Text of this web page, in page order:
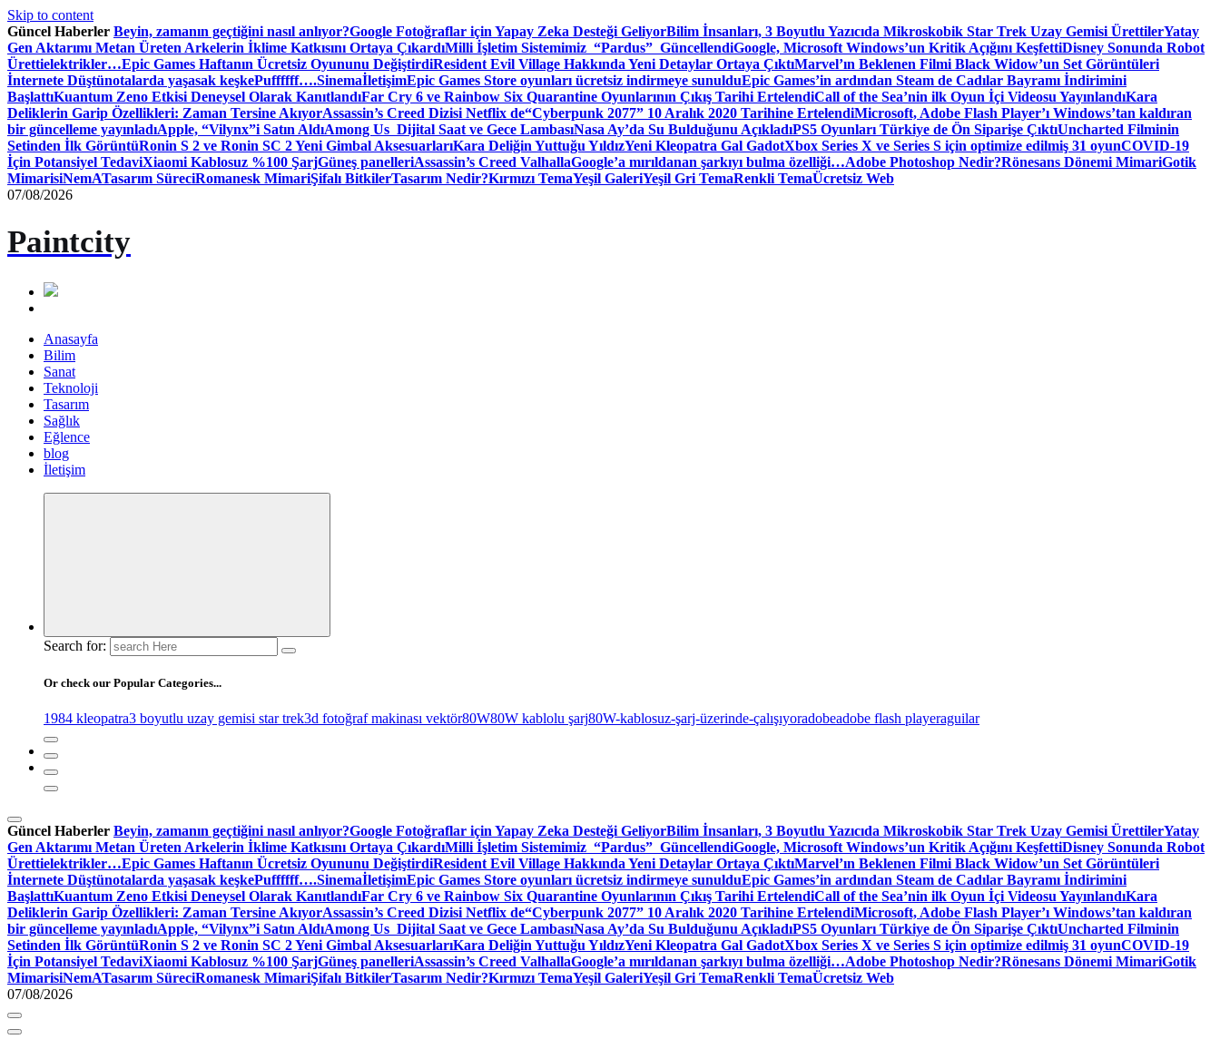
Skip to content
Güncel Haberler Beyin, zamanın geçtiğini nasıl anlıyor?Google Fotoğraflar için Yapay Zeka Desteği GeliyorBilim İnsanları, 3 Boyutlu Yazıcıda Mikroskobik Star Trek Uzay Gemisi ÜrettilerYatay
Gen Aktarımı Metan Üreten Arkelerin İklime Katkısını Ortaya ÇıkardıMilli İşletim Sistemimiz “Pardus” GüncellendiGoogle, Microsoft Windows’un Kritik Açığını KeşfettiDisney Sonunda Robot
Ürettielektrikler…Epic Games Haftanın Ücretsiz Oyununu DeğiştirdiResident Evil Village Hakkında Yeni Detaylar Ortaya ÇıktıMarvel’ın Beklenen Filmi Black Widow’un Set Görüntüleri
İnternete Düştünotalarda yaşasak keşkePuffffff….SinemaİletişimEpic Games Store oyunları ücretsiz indirmeye sunulduEpic Games’in ardından Steam de Cadılar Bayramı İndirimini
BaşlattıKuantum Zeno Etkisi Deneysel Olarak KanıtlandıFar Cry 6 ve Rainbow Six Quarantine Oyunlarının Çıkış Tarihi ErtelendiCall of the Sea’nin ilk Oyun İçi Videosu YayınlandıKara
Deliklerin Garip Özellikleri: Zaman Tersine AkıyorAssassin’s Creed Dizisi Netflix de“Cyberpunk 2077” 10 Aralık 2020 Tarihine ErtelendiMicrosoft, Adobe Flash Player’ı Windows’tan kaldıran
bir güncelleme yayınladıApple, “Vilynx”i Satın AldıAmong Us Dijital Saat ve Gece LambasıNasa Ay’da Su Bulduğunu AçıkladıPS5 Oyunları Türkiye de Ön Siparişe ÇıktıUncharted Filminin
Setinden İlk GörüntüRonin S 2 ve Ronin SC 2 Yeni Gimbal AksesuarlarıKara Deliğin Yuttuğu YıldızYeni Kleopatra Gal GadotXbox Series X ve Series S için optimize edilmiş 31 oyunCOVID-19
İçin Potansiyel TedaviXiaomi Kablosuz %100 ŞarjGüneş panelleriAssassin’s Creed ValhallaGoogle’a mırıldanan şarkıyı bulma özelliği…Adobe Photoshop Nedir?Rönesans Dönemi MimariGotik
MimarisiNemATasarım SüreciRomanesk MimariŞifalı BitkilerTasarım Nedir?Kırmızı TemaYeşil GaleriYeşil Gri TemaRenkli TemaÜcretsiz Web
07/08/2026
Paintcity
Anasayfa
Bilim
Sanat
Teknoloji
Tasarım
Sağlık
Eğlence
blog
İletişim
Search for:
Or check our Popular Categories...
1984 kleopatra3 boyutlu uzay gemisi star trek3d fotoğraf makinası vektör80W80W kablolu şarj80W-kablosuz-şarj-üzerinde-çalışıyoradobeadobe flash playeraguilar
Güncel Haberler Beyin, zamanın geçtiğini nasıl anlıyor?Google Fotoğraflar için Yapay Zeka Desteği GeliyorBilim İnsanları, 3 Boyutlu Yazıcıda Mikroskobik Star Trek Uzay Gemisi ÜrettilerYatay
Gen Aktarımı Metan Üreten Arkelerin İklime Katkısını Ortaya ÇıkardıMilli İşletim Sistemimiz “Pardus” GüncellendiGoogle, Microsoft Windows’un Kritik Açığını KeşfettiDisney Sonunda Robot
Ürettielektrikler…Epic Games Haftanın Ücretsiz Oyununu DeğiştirdiResident Evil Village Hakkında Yeni Detaylar Ortaya ÇıktıMarvel’ın Beklenen Filmi Black Widow’un Set Görüntüleri
İnternete Düştünotalarda yaşasak keşkePuffffff….SinemaİletişimEpic Games Store oyunları ücretsiz indirmeye sunulduEpic Games’in ardından Steam de Cadılar Bayramı İndirimini
BaşlattıKuantum Zeno Etkisi Deneysel Olarak KanıtlandıFar Cry 6 ve Rainbow Six Quarantine Oyunlarının Çıkış Tarihi ErtelendiCall of the Sea’nin ilk Oyun İçi Videosu YayınlandıKara
Deliklerin Garip Özellikleri: Zaman Tersine AkıyorAssassin’s Creed Dizisi Netflix de“Cyberpunk 2077” 10 Aralık 2020 Tarihine ErtelendiMicrosoft, Adobe Flash Player’ı Windows’tan kaldıran
bir güncelleme yayınladıApple, “Vilynx”i Satın AldıAmong Us Dijital Saat ve Gece LambasıNasa Ay’da Su Bulduğunu AçıkladıPS5 Oyunları Türkiye de Ön Siparişe ÇıktıUncharted Filminin
Setinden İlk GörüntüRonin S 2 ve Ronin SC 2 Yeni Gimbal AksesuarlarıKara Deliğin Yuttuğu YıldızYeni Kleopatra Gal GadotXbox Series X ve Series S için optimize edilmiş 31 oyunCOVID-19
İçin Potansiyel TedaviXiaomi Kablosuz %100 ŞarjGüneş panelleriAssassin’s Creed ValhallaGoogle’a mırıldanan şarkıyı bulma özelliği…Adobe Photoshop Nedir?Rönesans Dönemi MimariGotik
MimarisiNemATasarım SüreciRomanesk MimariŞifalı BitkilerTasarım Nedir?Kırmızı TemaYeşil GaleriYeşil Gri TemaRenkli TemaÜcretsiz Web
07/08/2026